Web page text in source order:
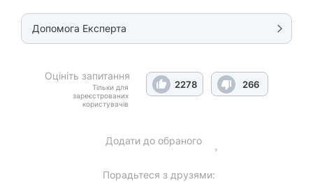
Допомога Експерта
Оцініть запитання
Тільки для
зареєстрованих
користувачів
2278 266
Додати до обраного
Порадьтеся з друзями: